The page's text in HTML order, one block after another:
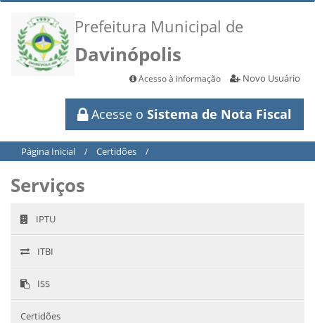
Prefeitura Municipal de
Davinópolis
Acesso à informação Novo Usuário
Acesse o Sistema de Nota Fiscal
Página Inicial / Certidões /
Serviços
IPTU
ITBI
ISS
Certidões